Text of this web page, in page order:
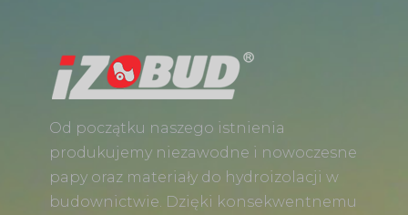
Od początku naszego istnienia
produkujemy niezawodne i nowoczesne
papy oraz materiały do hydroizolacji w
budownictwie. Dzięki konsekwentnemu